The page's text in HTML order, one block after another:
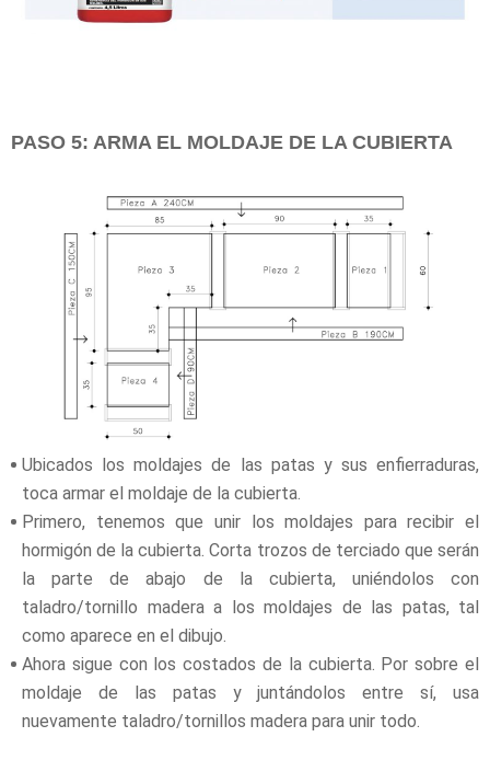
PASO 5: ARMA EL MOLDAJE DE LA CUBIERTA
Ubicados los moldajes de las patas y sus enfierraduras,
toca armar el moldaje de la cubierta.
Primero, tenemos que unir los moldajes para recibir el
hormigón de la cubierta. Corta trozos de terciado que serán
la parte de abajo de la cubierta, uniéndolos con
taladro/tornillo madera a los moldajes de las patas, tal
como aparece en el dibujo.
Ahora sigue con los costados de la cubierta. Por sobre el
moldaje de las patas y juntándolos entre sí, usa
nuevamente taladro/tornillos madera para unir todo.